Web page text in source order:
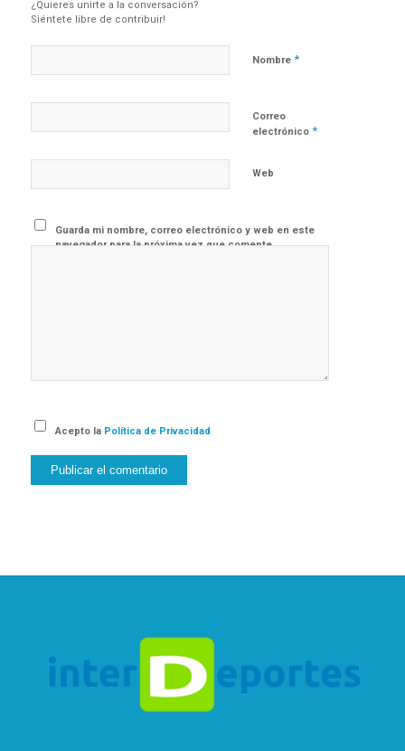
¿Quieres unirte a la conversación?
Siéntete libre de contribuir!
Nombre *
Correo
electrónico *
Web
Guarda mi nombre, correo electrónico y web en este
navegador para la próxima vez que comente.
Acepto la Política de Privacidad